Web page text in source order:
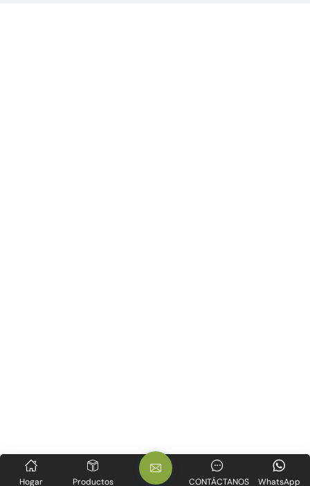
Hogar Productos WhatsApp
CONTÁCTANOS